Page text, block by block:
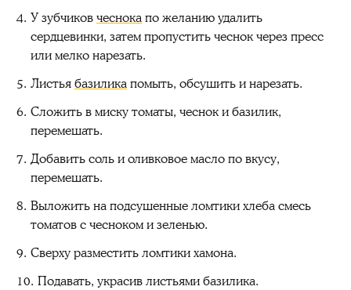
У зубчиковчеснокапо желанию удалить
сердцевинки, затем пропустить чеснок через пресс
или мелко нарезать.
Листьябазиликапомыть, обсушить и нарезать.
Сложить в миску томаты, чеснок и базилик,
перемешать.
Добавить соль и оливковое масло по вкусу,
перемешать.
Выложить на подсушенные ломтики хлеба смесь
томатов с чесноком и зеленью.
Сверху разместить ломтики хамона.
Подавать, украсив листьями базилика.